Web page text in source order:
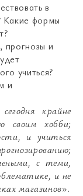
в
формы
прогнозы и
учиться?
и
крайне
своим хобби;
и учиться
с теми,
и не
магазинов».